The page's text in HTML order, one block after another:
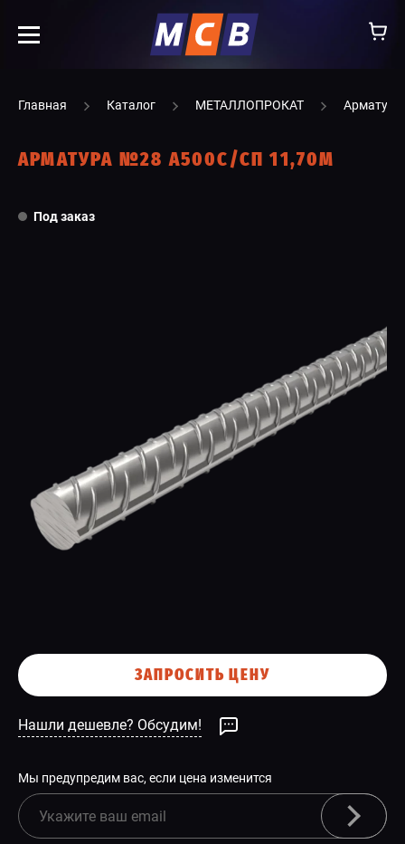
КОНТАКТЫ
СПЕЦПРЕДЛОЖЕНИЕ
Главная Каталог МЕТАЛЛОПРОКАТ Арматура
АРМАТУРА №28 А500С/СП 11,70М
Под заказ
ЗАПРОСИТЬ ЦЕНУ
Нашли дешевле? Обсудим!
Мы предупредим вас, если цена изменится